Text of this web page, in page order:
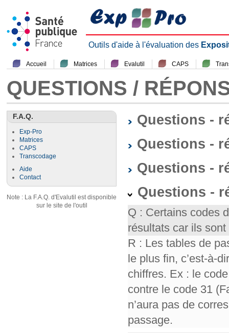
Outils d'aide à l'évaluation des
Accueil Matrices Evalutil CAPS
QUESTIONS /
F.A.Q.
Exp-Pro
Matrices
CAPS
Transcodage
Aide
Contact
Note : La F.A.Q. d'Evalutil est disponible
sur le site de l'outil
Questions -
Questions -
Questions -
Questions -
Q : Certains codes
résultats car ils
R : Les tables de
le plus fin, c’est-à-
chiffres. Ex : le
contre le code 31
n’aura pas de
passage.